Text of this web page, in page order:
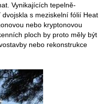
Vynikajících tepelně-
s meziskelní fólií Heat
nebo kryptonovou
ploch by proto měly být
nebo rekonstrukce